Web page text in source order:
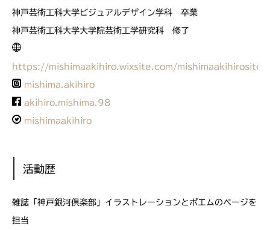
神戸芸術工科大学ビジュアルデザイン学科 卒業
神戸芸術工科大学大学院芸術工学研究科 修了
https://mishimaakihiro.wixsite.com/mishimaakihirosite
mishima.akihiro
akihiro.mishima.98
mishimaakihiro
活動歴
雑誌「神戸銀河倶楽部」イラストレーションとポエムのページを
担当